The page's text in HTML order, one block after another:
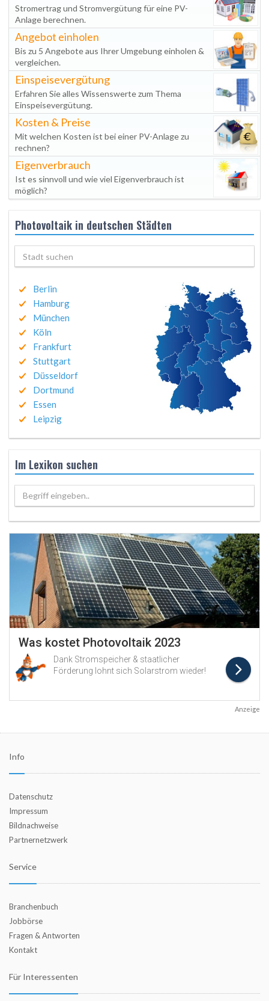
Stromertrag und Stromvergütung für eine PV-
Anlage berechnen.
Angebot einholen
Bis zu 5 Angebote aus Ihrer Umgebung einholen &
vergleichen.
Einspeisevergütung
Erfahren Sie alles Wissenswerte zum Thema
Einspeisevergütung.
Kosten & Preise
Mit welchen Kosten ist bei einer PV-Anlage zu
rechnen?
Eigenverbrauch
Ist es sinnvoll und wie viel Eigenverbrauch ist
möglich?
Photovoltaik in deutschen Städten
Berlin
Hamburg
München
Köln
Frankfurt
Stuttgart
Düsseldorf
Dortmund
Essen
Leipzig
Im Lexikon suchen
Begriff eingeben..
Anzeige
Info
Datenschutz
Impressum
Bildnachweise
Partnernetzwerk
Service
Branchenbuch
Jobbörse
Fragen & Antworten
Kontakt
Für Interessenten